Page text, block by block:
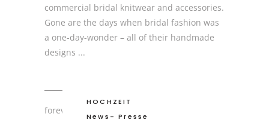
commercial bridal knitwear and accessories.
Gone are the days when bridal fashion was
a one-day-wonder – all of their handmade
designs
forever and eva
HOCHZEIT
News -Presse